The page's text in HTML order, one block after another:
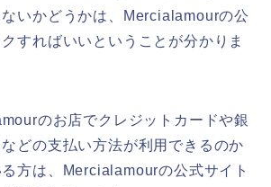
いかどうかは、Mercialamourの公
すればいいということが分かりま
のお店でクレジットカードや銀
どの支払い方法が利用できるのか
方は、Mercialamourの公式サイト